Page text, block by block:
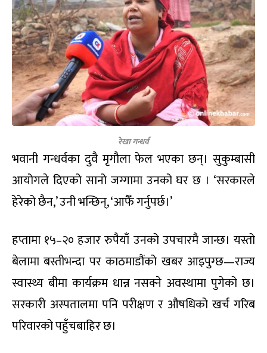
रेखा गन्धर्व
भवानी गन्धर्वका दुवै मृगौला फेल भएका छन्। सुकुम्बासी
आयोगले दिएको सानो जग्गामा उनको घर छ । ‘सरकारले
हेरेको छैन,’ उनी भन्छिन्, ‘आफैँ गर्नुपर्छ।’
हप्तामा १५–२० हजार रुपैयाँ उनको उपचारमै जान्छ। यस्तो
बेलामा बस्तीभन्दा पर काठमाडौंको खबर आइपुग्छ—राज्य
स्वास्थ्य बीमा कार्यक्रम धान्न नसक्ने अवस्थामा पुगेको छ।
सरकारी अस्पतालमा पनि परीक्षण र औषधिको खर्च गरिब
परिवारको पहुँचबाहिर छ।